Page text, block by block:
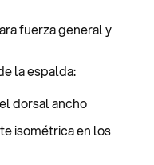
fuerza general y
la espalda:
dorsal ancho
isométrica en los